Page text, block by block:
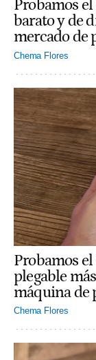
Probamos
barato y de
mercado de
Chema Flores
Probamos
plegable
máquina
Chema Flores